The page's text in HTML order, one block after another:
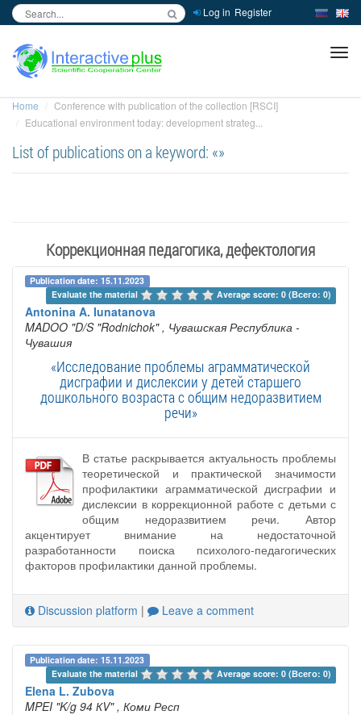
Log in Register
Home
Conference with publication of the collection [RSCI]
Educational environment today: development strateg...
List of publications on a keyword: «»
Коррекционная педагогика, дефектология
Publication date: 15.11.2023
Evaluate the material
Average score: 0 (Всего: 0)
Antonina A. Iunatanova
MADOO "D/S "Rodnichok" , Чувашская Республика -
Чувашия
«Исследование проблемы аграмматической
дисграфии и дислексии у детей старшего
дошкольного возраста с общим недоразвитием
речи»
В статье раскрывается актуальность проблемы
теоретической и практической значимости
профилактики аграмматической дисграфии и
дислексии в коррекционной работе с детьми с
общим недоразвитием речи. Автор
акцентирует внимание на недостаточной
разработанности поиска психолого-педагогических
факторов профилактики данной проблемы.
Discussion platform | Leave a comment
Publication date: 15.11.2023
Evaluate the material
Average score: 0 (Всего: 0)
Elena L. Zubova
MPEI "K/g 94 КV" , Коми Респ